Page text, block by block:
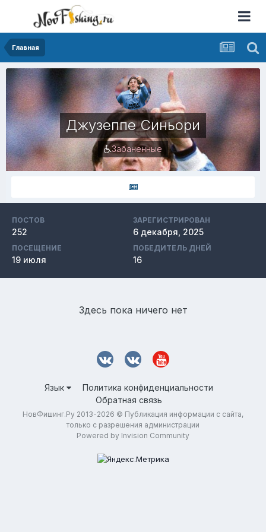
Главная
Джузеппе Синьори
Забаненные
ПОСТОВ
252
ЗАРЕГИСТРИРОВАН
6 декабря, 2025
ПОСЕЩЕНИЕ
19 июля
ПОБЕДИТЕЛЬ ДНЕЙ
16
Здесь пока ничего нет
Язык
Политика конфиденциальности
Обратная связь
НовФишинг.Ру 2013-2026 © Публикация информации с сайта,
только с разрешения администрации
Powered by Invision Community